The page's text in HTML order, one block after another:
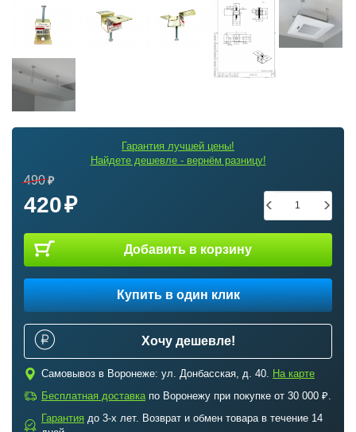
Гарантия лучшей цены!
Найдете дешевле - вернём разницу!
490
420
Добавить в корзину
Купить в один клик
Хочу дешевле!
c Самовывоз в Воронеже: ул. Донбасская, д. 40. На карте
a Бесплатная доставкапо Воронежу при покупке от 30 000 ₽.
b
Гарантия до 3-х лет. Возврат и обмен товара в течение 14